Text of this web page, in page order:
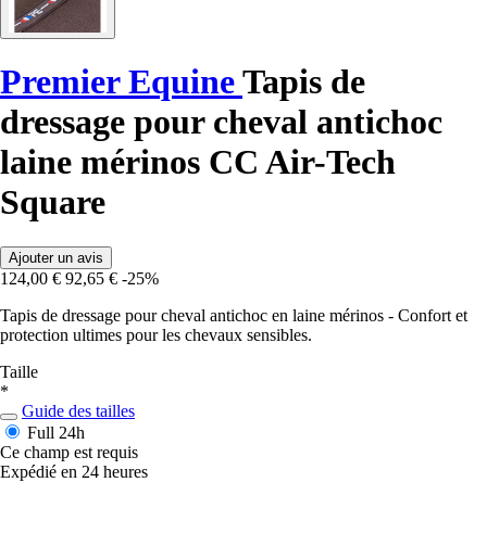
Premier EquineTapis de
dressage pour cheval antichoc
laine mérinos CC Air-Tech
Square
Ajouter un avis
124,00 € 92,65 € -25%
Tapis de dressage pour cheval antichoc en laine mérinos - Confort et
protection ultimes pour les chevaux sensibles.
Taille
*
Guide des tailles
Full 24h
Ce champ est requis
Expédié en 24 heures